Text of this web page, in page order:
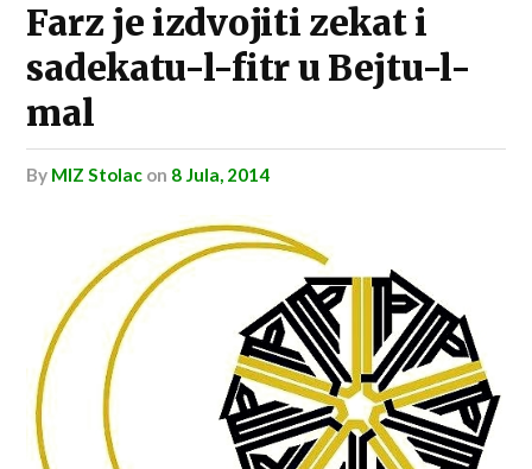
Farz je izdvojiti zekat i
sadekatu-l-fitr u Bejtu-l-
mal
by MIZ Stolac on 8 Jula, 2014